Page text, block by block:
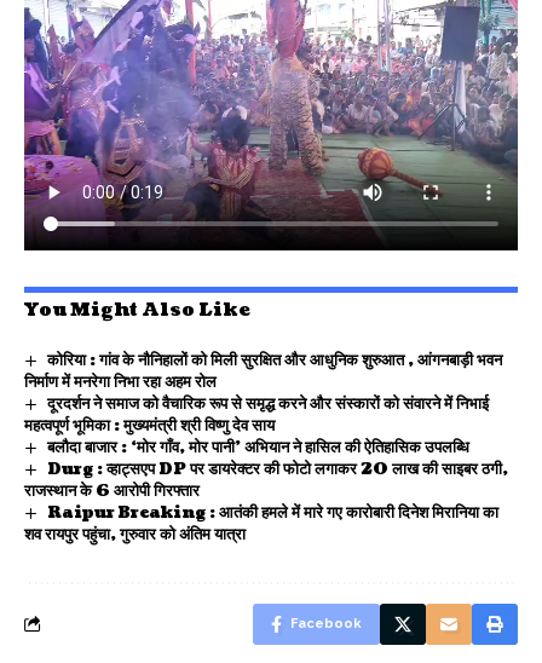
You Might Also Like
कोरिया : गांव के नौनिहालों को मिली सुरक्षित और आधुनिक शुरुआत , आंगनबाड़ी भवन
निर्माण में मनरेगा निभा रहा अहम रोल
दूरदर्शन ने समाज को वैचारिक रूप से समृद्ध करने और संस्कारों को संवारने में निभाई
महत्वपूर्ण भूमिका : मुख्यमंत्री श्री विष्णु देव साय
बलौदा बाजार : ‘मोर गाँव, मोर पानी’ अभियान ने हासिल की ऐतिहासिक उपलब्धि
Durg : व्हाट्सएप DP पर डायरेक्टर की फोटो लगाकर 20 लाख की साइबर ठगी,
राजस्थान के 6 आरोपी गिरफ्तार
Raipur Breaking : आतंकी हमले में मारे गए कारोबारी दिनेश मिरानिया का
शव रायपुर पहुंचा, गुरुवार को अंतिम यात्रा
Facebook